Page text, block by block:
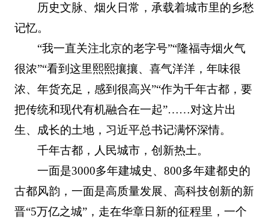
历史文脉、烟火日常，承载着城市里的乡愁
记忆。
“我一直关注北京的老字号”“隆福寺烟火气
很浓”“看到这里熙熙攘攘、喜气洋洋，年味很
浓、年货充足，感到很高兴”“作为千年古都，要
把传统和现代有机融合在一起”……对这片出
生、成长的土地，习近平总书记满怀深情。
千年古都，人民城市，创新热土。
一面是3000多年建城史、800多年建都史的
古都风韵，一面是高质量发展、高科技创新的新
晋“5万亿之城”，走在华章日新的征程里，一个